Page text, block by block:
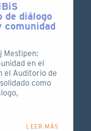
de diálogo
comunidad
Mestipen:
en el
el Auditorio de
como
LEER MÁS